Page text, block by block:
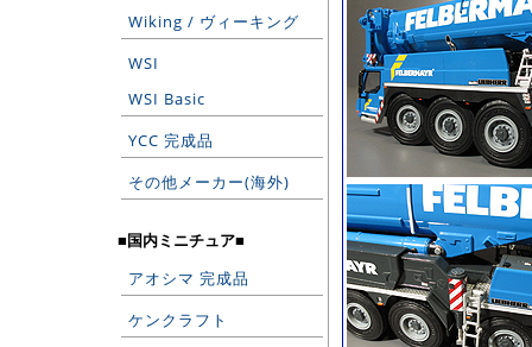
Wiking / ヴィーキング
WSI
WSI Basic
YCC 完成品
その他メーカー(海外)
■国内ミニチュア■
アオシマ 完成品
ケンクラフト